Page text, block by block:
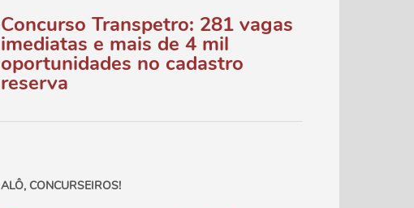
Concurso Transpetro: 281 vagas
imediatas e mais de 4 mil
oportunidades no cadastro
reserva
ALÔ, CONCURSEIROS!